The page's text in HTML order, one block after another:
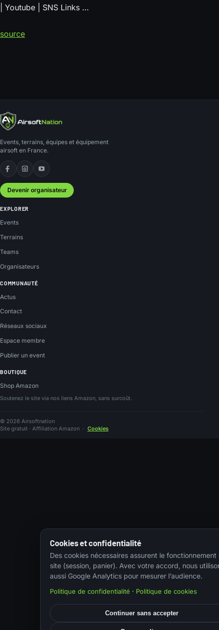
| Youtube | SNS Links …
source
Events, terrains, équipes et équipement
airsoft en France.
Facebook
Instagram
YouTube
Devenir organisateur
EXPLORER
Events
Terrains
Teams
Organisateurs
COMMUNAUTÉ
Actus
Contact
Réseaux sociaux
Espace membre
Publier un event
BOUTIQUE
Shop Amazon
Soutenez le site via nos liens Amazon, sans surcoût.
© 2026 Airsoftnation
Site gratuit · Affiliation Amazon · Cookies
Cookies et confidentialité
Des cookies nécessaires assurent le fonctionnement
site (session, panier). Avec votre accord, nous
aussi Google Analytics pour mesurer l’audience.
Politique de confidentialité · Politique de cookies
Continuer sans accepter